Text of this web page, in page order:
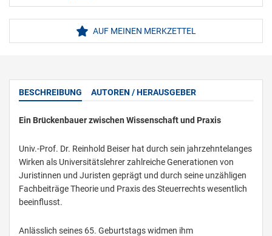
AUF MEINEN MERKZETTEL
BESCHREIBUNG AUTOREN / HERAUSGEBER
Ein Brückenbauer zwischen Wissenschaft und Praxis
Univ.-Prof. Dr. Reinhold Beiser hat durch sein jahrzehntelanges
Wirken als Universitätslehrer zahlreiche Generationen von
Juristinnen und Juristen geprägt und durch seine unzähligen
Fachbeiträge Theorie und Praxis des Steuerrechts wesentlich
beeinflusst.
Anlässlich seines 65. Geburtstags widmen ihm